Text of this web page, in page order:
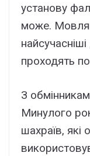
установу
може.
проходять
З
Минулого
шахраїв, які